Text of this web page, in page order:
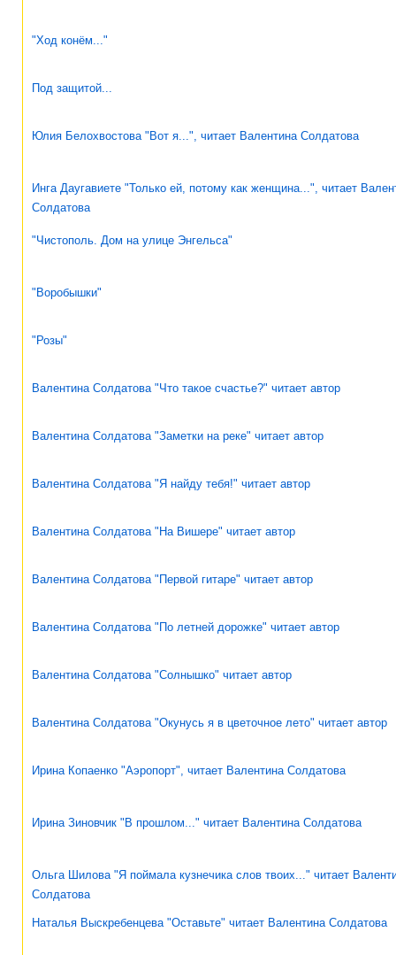
"Ход конём..."
Под защитой...
Юлия Белохвостова "Вот я...", читает Валентина Солдатова
Инга Даугавиете "Только ей, потому как женщина...", читает
Солдатова
"Чистополь. Дом на улице Энгельса"
"Воробышки"
"Розы"
Валентина Солдатова "Что такое счастье?" читает автор
Валентина Солдатова "Заметки на реке" читает автор
Валентина Солдатова "Я найду тебя!" читает автор
Валентина Солдатова "На Вишере" читает автор
Валентина Солдатова "Первой гитаре" читает автор
Валентина Солдатова "По летней дорожке" читает автор
Валентина Солдатова "Солнышко" читает автор
Валентина Солдатова "Окунусь я в цветочное лето" читает автор
Ирина Копаенко "Аэропорт", читает Валентина Солдатова
Ирина Зиновчик "В прошлом..." читает Валентина Солдатова
Ольга Шилова "Я поймала кузнечика слов твоих..." читает
Солдатова
Наталья Выскребенцева "Оставьте" читает Валентина Солдатова